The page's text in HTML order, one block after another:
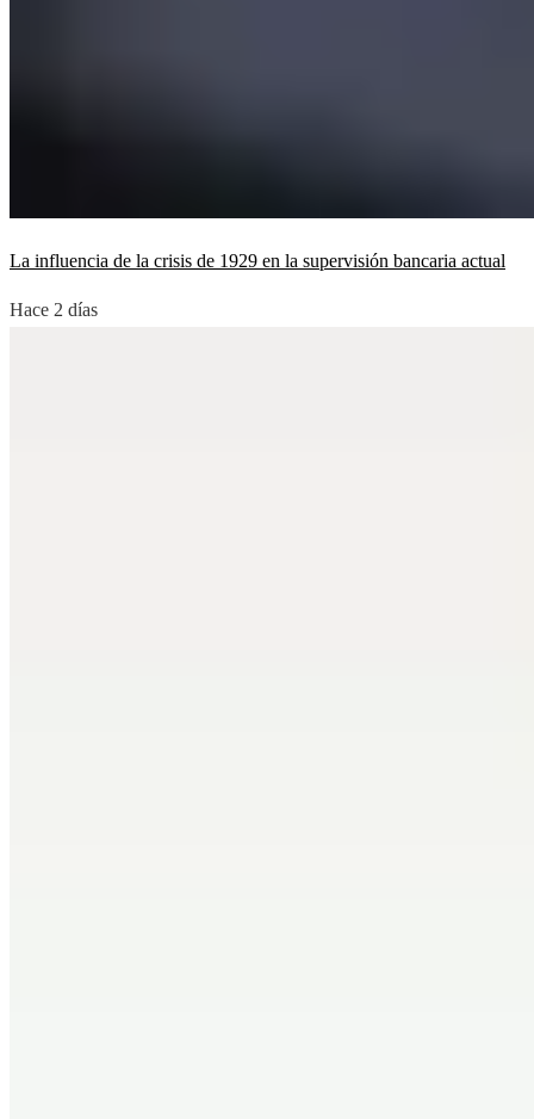
La influencia de la crisis de 1929 en la supervisión bancaria actual
Hace 2 días